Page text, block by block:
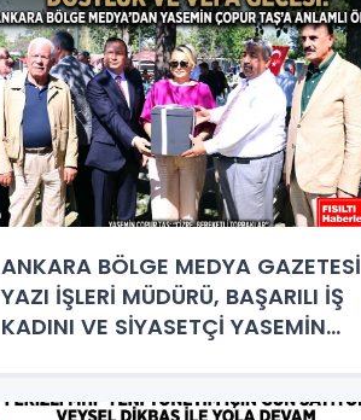
ANKARA BÖLGE MEDYA GAZETESİ
YAZI İŞLERİ MÜDÜRÜ, BAŞARILI İŞ
KADINI VE SİYASETÇİ YASEMİN